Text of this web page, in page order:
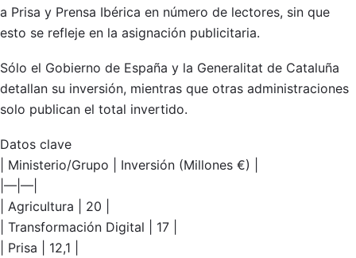
a Prisa y Prensa Ibérica en número de lectores, sin que
esto se refleje en la asignación publicitaria.
Sólo el Gobierno de España y la Generalitat de Cataluña
detallan su inversión, mientras que otras administraciones
solo publican el total invertido.
Datos clave
| Ministerio/Grupo | Inversión (Millones €) |
|—|—|
| Agricultura | 20 |
| Transformación Digital | 17 |
| Prisa | 12,1 |